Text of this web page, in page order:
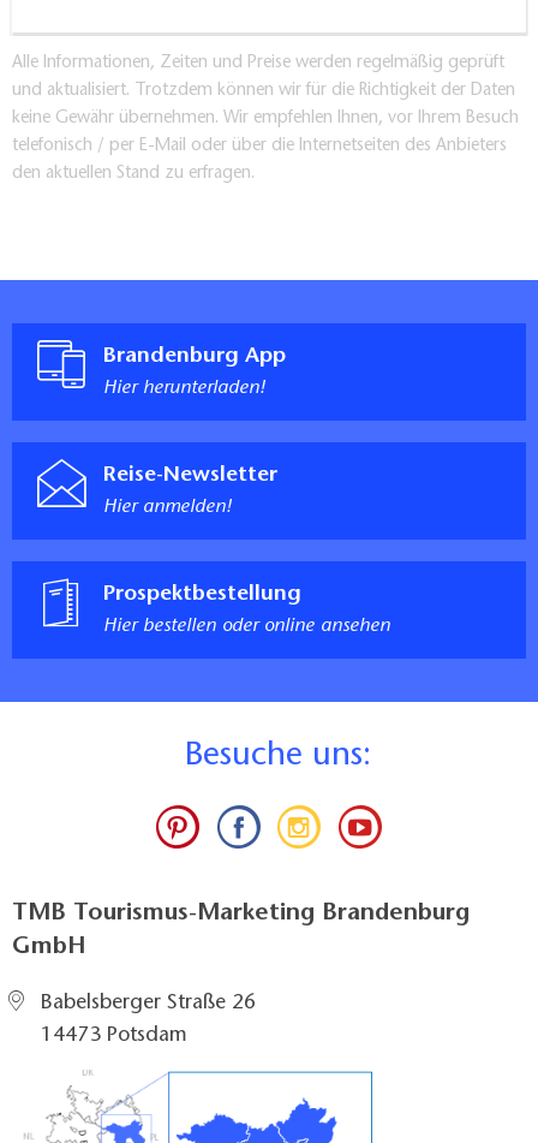
Alle Informationen, Zeiten und Preise werden regelmäßig geprüft
und aktualisiert. Trotzdem können wir für die Richtigkeit der Daten
keine Gewähr übernehmen. Wir empfehlen Ihnen, vor Ihrem Besuch
telefonisch / per E-Mail oder über die Internetseiten des Anbieters
den aktuellen Stand zu erfragen.
Brandenburg App
Hier herunterladen!
Reise-Newsletter
Hier anmelden!
Prospektbestellung
Hier bestellen oder online ansehen
Besuche uns:
TMB Tourismus-Marketing Brandenburg
GmbH
Babelsberger Straße 26
14473 Potsdam